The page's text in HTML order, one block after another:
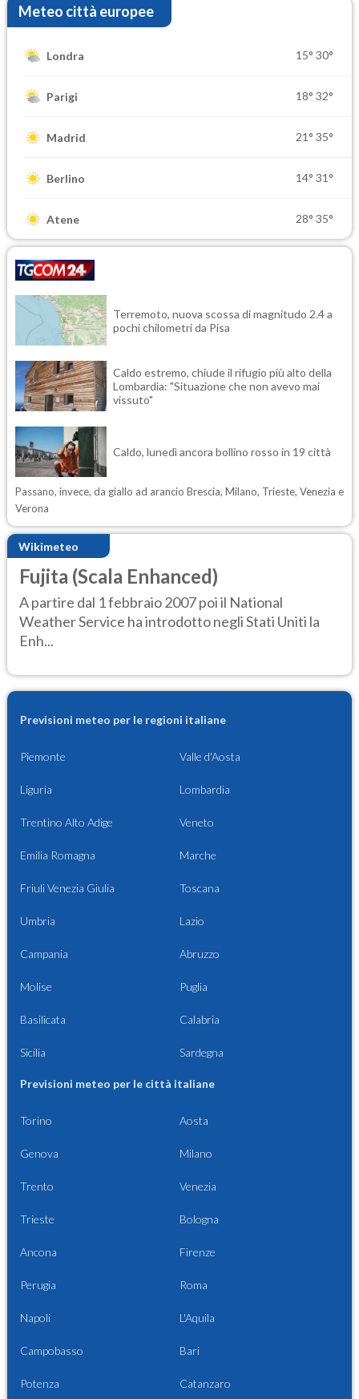
Meteo città europee
Londra 15° 30°
Parigi 18° 32°
Madrid 21° 35°
Berlino 14° 31°
Atene 28° 35°
Terremoto, nuova scossa di magnitudo 2.4 a
pochi chilometri da Pisa
Caldo estremo, chiude il rifugio più alto della
Lombardia: "Situazione che non avevo mai
vissuto"
Caldo, lunedì ancora bollino rosso in 19 città
Passano, invece, da giallo ad arancio Brescia, Milano, Trieste, Venezia e
Verona
Wikimeteo
Fujita (Scala Enhanced)
A partire dal 1 febbraio 2007 poi il National
Weather Service ha introdotto negli Stati Uniti la
Enh...
Previsioni meteo per le regioni italiane
Piemonte Valle d'Aosta
Liguria Lombardia
Trentino Alto Adige Veneto
Emilia Romagna Marche
Friuli Venezia Giulia Toscana
Umbria Lazio
Campania Abruzzo
Molise Puglia
Basilicata Calabria
Sicilia Sardegna
Previsioni meteo per le città italiane
Torino Aosta
Genova Milano
Trento Venezia
Trieste Bologna
Ancona Firenze
Perugia Roma
Napoli L'Aquila
Campobasso Bari
Potenza Catanzaro